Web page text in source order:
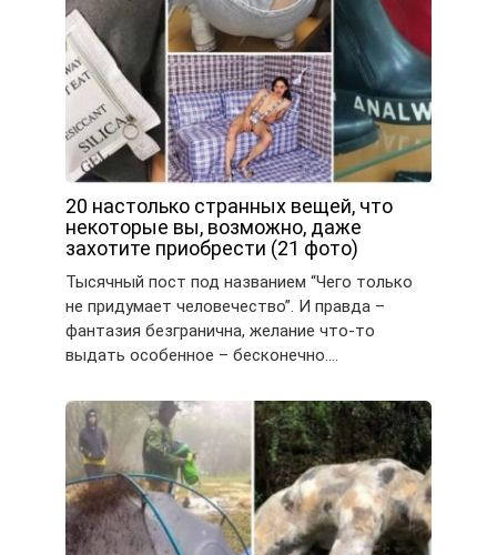
20 настолько странных вещей, что
некоторые вы, возможно, даже
захотите приобрести (21 фото)
Тысячный пост под названием “Чего только
не придумает человечество”. И правда –
фантазия безгранична, желание что-то
выдать особенное – бесконечно….